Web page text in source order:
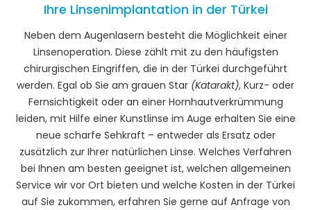
Ihre Linsenimplantation in der Türkei
Neben dem Augenlasern besteht die Möglichkeit einer
Linsenoperation. Diese zählt mit zu den häufigsten
chirurgischen Eingriffen, die in der Türkei durchgeführt
werden. Egal ob Sie am grauen Star (Katarakt), Kurz- oder
Fernsichtigkeit oder an einer Hornhautverkrümmung
leiden, mit Hilfe einer Kunstlinse im Auge erhalten Sie eine
neue scharfe Sehkraft – entweder als Ersatz oder
zusätzlich zur Ihrer natürlichen Linse. Welches Verfahren
bei Ihnen am besten geeignet ist, welchen allgemeinen
Service wir vor Ort bieten und welche Kosten in der Türkei
auf Sie zukommen, erfahren Sie gerne auf Anfrage von